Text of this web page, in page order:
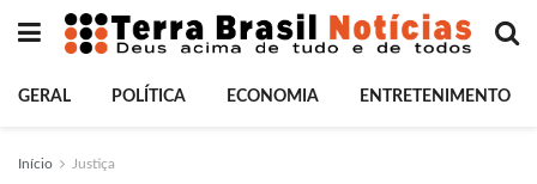
GERAL POLÍTICA ECONOMIA ENTRETENIMENTO
Início Justiça